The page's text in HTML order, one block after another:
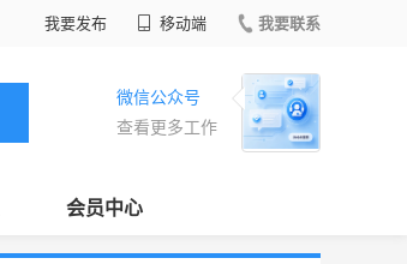
我要发布 移动端 我要联系
微信公众号
查看更多工作
会员中心